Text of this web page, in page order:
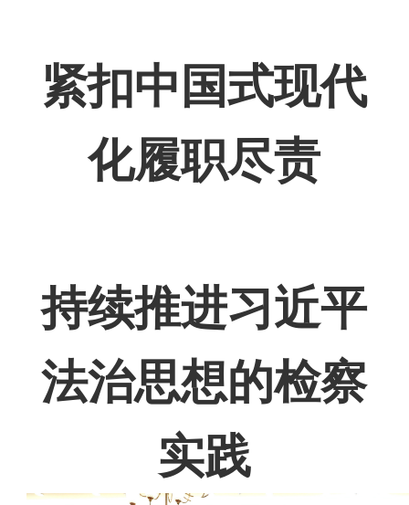
紧扣中国式现代
化履职尽责
持续推进习近平
法治思想的检察
实践